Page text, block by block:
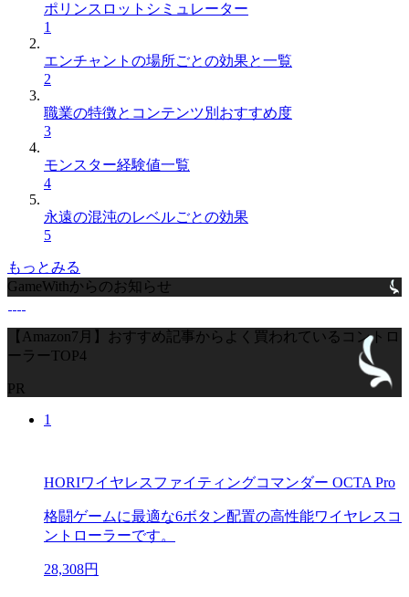
ポリンスロットシミュレーター
1
エンチャントの場所ごとの効果と一覧
2
職業の特徴とコンテンツ別おすすめ度
3
モンスター経験値一覧
4
永遠の混沌のレベルごとの効果
5
もっとみる
GameWithからのお知らせ
【Amazon7月】おすすめ記事からよく買われているコントロ
ーラーTOP4
PR
1
HORIワイヤレスファイティングコマンダー OCTA Pro
格闘ゲームに最適な6ボタン配置の高性能ワイヤレスコ
ントローラーです。
28,308円